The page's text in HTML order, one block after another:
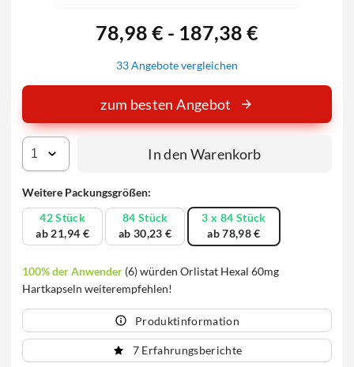
Weitere Packungsgrößen:
42 Stück
ab 21,94 €
84 Stück
ab 30,23 €
3 x 84 Stück
ab 78,98 €
100% der Anwender (6) würden Orlistat Hexal 60mg
Hartkapseln weiterempfehlen!
Produktinformation
7 Erfahrungsberichte
78,98 € - 187,38 €
33 Angebote vergleichen
zum besten Angebot
In den Warenkorb